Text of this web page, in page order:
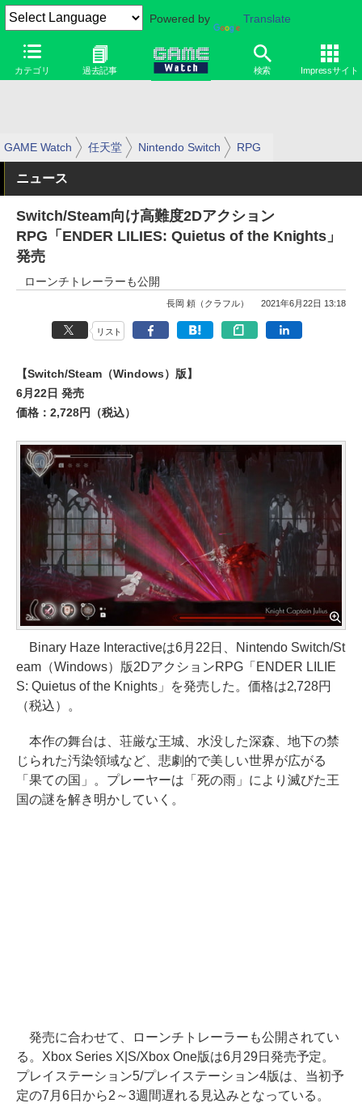
Powered by Translate
カテゴリ 過去記事 検索 Impressサイト
GAME Watch 任天堂 Nintendo Switch RPG
ニュース
Switch/Steam向け高難度2Dアクション
RPG「ENDER LILIES: Quietus of the Knights」
発売
ローンチトレーラーも公開
長岡 頼（クラフル） 2021年6月22日 13:18
リスト
【Switch/Steam（Windows）版】
6月22日 発売
価格：2,728円（税込）
Binary Haze Interactiveは6月22日、Nintendo Switch/St
eam（Windows）版2DアクションRPG「ENDER LILIE
S: Quietus of the Knights」を発売した。価格は2,728円
（税込）。
本作の舞台は、荘厳な王城、水没した深森、地下の禁
じられた汚染領域など、悲劇的で美しい世界が広がる
「果ての国」。プレーヤーは「死の雨」により滅びた王
国の謎を解き明かしていく。
発売に合わせて、ローンチトレーラーも公開されてい
る。Xbox Series X|S/Xbox One版は6月29日発売予定。
プレイステーション5/プレイステーション4版は、当初予
定の7月6日から2～3週間遅れる見込みとなっている。